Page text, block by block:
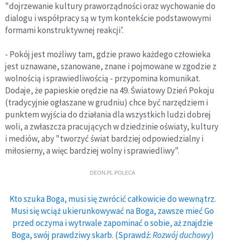
"dojrzewanie kultury praworządności oraz wychowanie do
dialogu i współpracy są w tym kontekście podstawowymi
formami konstruktywnej reakcji’.
- Pokój jest możliwy tam, gdzie prawo każdego człowieka
jest uznawane, szanowane, znane i pojmowane w zgodzie z
wolnością i sprawiedliwością - przypomina komunikat.
Dodaje, że papieskie orędzie na 49. Światowy Dzień Pokoju
(tradycyjnie ogłaszane w grudniu) chce być narzędziem i
punktem wyjścia do działania dla wszystkich ludzi dobrej
woli, a zwłaszcza pracujących w dziedzinie oświaty, kultury
i mediów, aby "tworzyć świat bardziej odpowiedzialny i
miłosierny, a więc bardziej wolny i sprawiedliwy".
DEON.PL POLECA
Kto szuka Boga, musi się zwrócić całkowicie do wewnątrz.
Musi się wciąż ukierunkowywać na Boga, zawsze mieć Go
przed oczyma i wytrwale zapominać o sobie, aż znajdzie
Boga, swój prawdziwy skarb. (Sprawdź:Rozwój duchowy)